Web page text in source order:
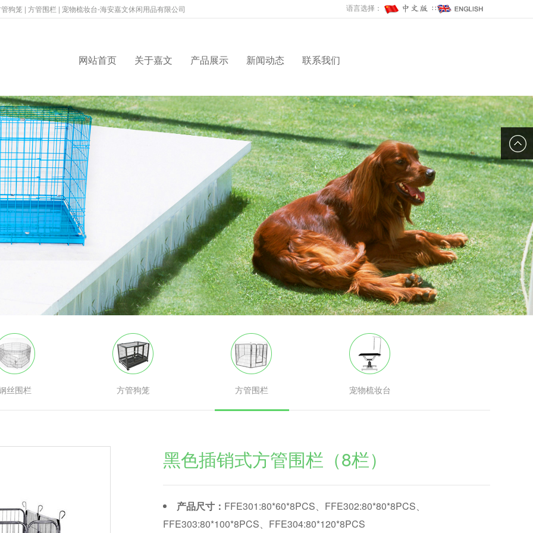
狗笼 | 方管围栏 | 宠物梳妆台-海安嘉文休闲用品有限公司 语言选择： ∷
网站首页 关于嘉文 产品展示 新闻动态 联系我们
丝围栏 方管狗笼 方管围栏 宠物梳妆台
黑色插销式方管围栏（8栏）
产品尺寸： FFE301:80*60*8PCS、FFE302:80*80*8PCS、
FFE303:80*100*8PCS、FFE304:80*120*8PCS